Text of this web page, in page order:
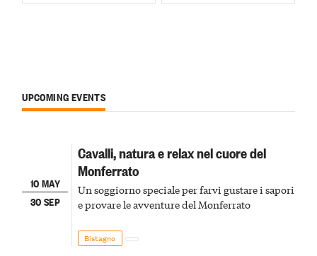
UPCOMING EVENTS
10 MAY
30 SEP
Cavalli, natura e relax nel cuore del
Monferrato
Un soggiorno speciale per farvi gustare i sapori
e provare le avventure del Monferrato
Bistagno